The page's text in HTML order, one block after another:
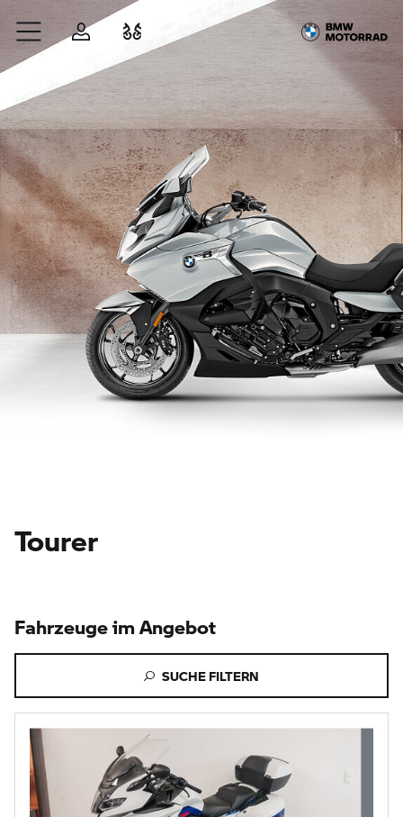
Zum Hauptinhalt springen
AnmeldenFahrzeugvergleich
Tourer
Fahrzeuge im Angebot
SUCHE FILTERN